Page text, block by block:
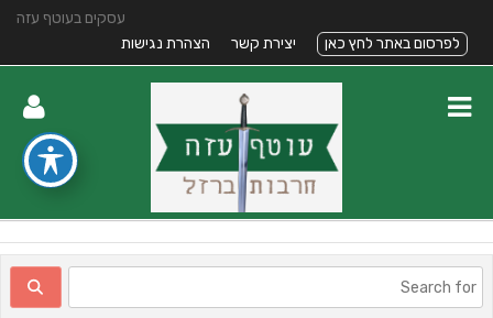
עסקים בעוטף עזה
לפרסום באתר לחץ כאן
יצירת קשר הצהרת נגישות